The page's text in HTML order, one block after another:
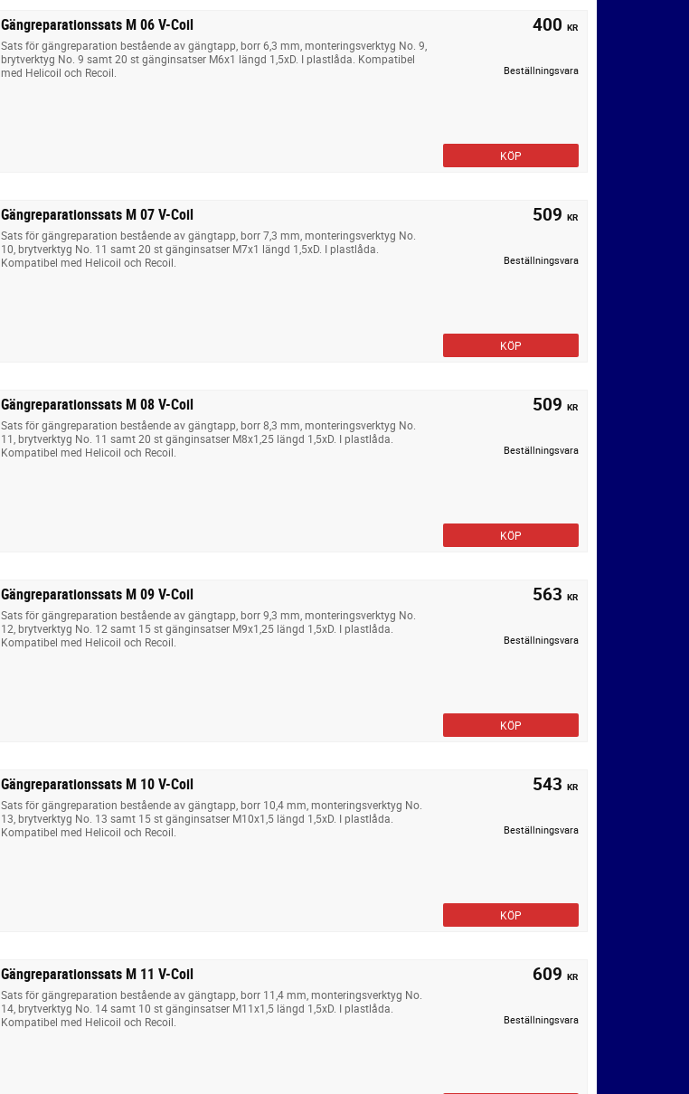
Gängreparationssats M 06 V-Coil
Sats för gängreparation bestående av gängtapp, borr 6,3 mm, monteringsverktyg No. 9,
brytverktyg No. 9 samt 20 st gänginsatser M6x1 längd 1,5xD. I plastlåda. Kompatibel
med Helicoil och Recoil.
400 KR
Beställningsvara
KÖP
Gängreparationssats M 07 V-Coil
Sats för gängreparation bestående av gängtapp, borr 7,3 mm, monteringsverktyg No.
10, brytverktyg No. 11 samt 20 st gänginsatser M7x1 längd 1,5xD. I plastlåda.
Kompatibel med Helicoil och Recoil.
509 KR
Beställningsvara
KÖP
Gängreparationssats M 08 V-Coil
Sats för gängreparation bestående av gängtapp, borr 8,3 mm, monteringsverktyg No.
11, brytverktyg No. 11 samt 20 st gänginsatser M8x1,25 längd 1,5xD. I plastlåda.
Kompatibel med Helicoil och Recoil.
509 KR
Beställningsvara
KÖP
Gängreparationssats M 09 V-Coil
Sats för gängreparation bestående av gängtapp, borr 9,3 mm, monteringsverktyg No.
12, brytverktyg No. 12 samt 15 st gänginsatser M9x1,25 längd 1,5xD. I plastlåda.
Kompatibel med Helicoil och Recoil.
563 KR
Beställningsvara
KÖP
Gängreparationssats M 10 V-Coil
Sats för gängreparation bestående av gängtapp, borr 10,4 mm, monteringsverktyg No.
13, brytverktyg No. 13 samt 15 st gänginsatser M10x1,5 längd 1,5xD. I plastlåda.
Kompatibel med Helicoil och Recoil.
543 KR
Beställningsvara
KÖP
Gängreparationssats M 11 V-Coil
Sats för gängreparation bestående av gängtapp, borr 11,4 mm, monteringsverktyg No.
14, brytverktyg No. 14 samt 10 st gänginsatser M11x1,5 längd 1,5xD. I plastlåda.
Kompatibel med Helicoil och Recoil.
609 KR
Beställningsvara